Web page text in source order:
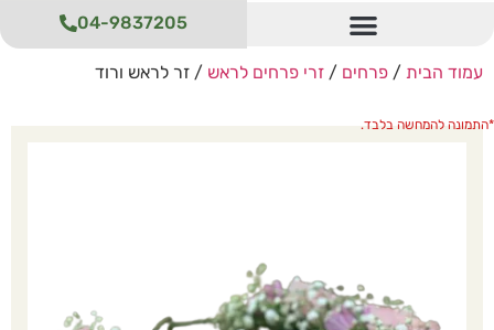
04-9837205
עמוד הבית/ פרחים / זרי פרחים לראש / זר לראש ורוד
*התמונה להמחשה בלבד.